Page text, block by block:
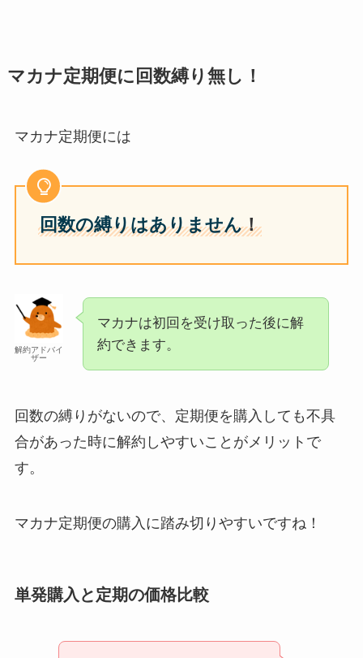
マカナ定期便に回数縛り無し！
マカナ定期便には
回数の縛りはありません！
解約アドバイ
ザー
マカナは初回を受け取った後に解
約できます。
回数の縛りがないので、定期便を購入しても不具
合があった時に解約しやすいことがメリットで
す。
マカナ定期便の購入に踏み切りやすいですね！
単発購入と定期の価格比較